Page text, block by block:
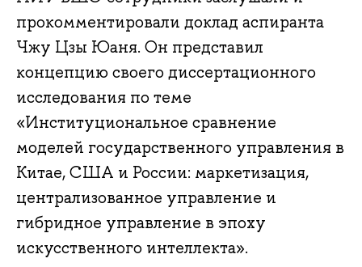
прокомментировали доклад аспиранта
Чжу Цзы Юаня. Он представил
концепцию своего диссертационного
исследования по теме
«Институциональное сравнение
моделей государственного управления в
Китае, США и России: маркетизация,
централизованное управление и
гибридное управление в эпоху
искусственного интеллекта».